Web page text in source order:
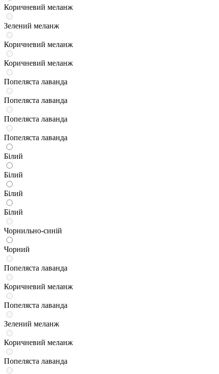
Коричневий меланж
Зелений меланж
Коричневий меланж
Коричневий меланж
Попеляста лаванда
Попеляста лаванда
Попеляста лаванда
Попеляста лаванда
Білий
Білий
Білий
Білий
Чорнильно-синій
Чорний
Попеляста лаванда
Коричневий меланж
Попеляста лаванда
Зелений меланж
Коричневий меланж
Попеляста лаванда